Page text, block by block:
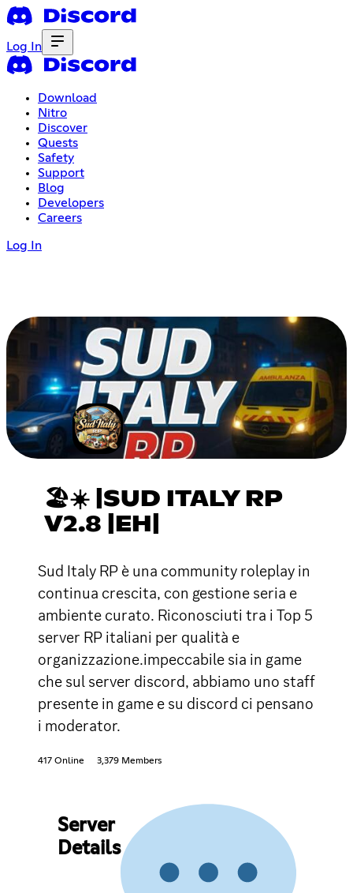
Log In
Download
Nitro
Discover
Quests
Safety
Support
Blog
Developers
Careers
Log In
🏖☀ |SUD ITALY RP
V2.8 |EH|
Sud Italy RP è una community roleplay in
continua crescita, con gestione seria e
ambiente curato. Riconosciuti tra i Top 5
server RP italiani per qualità e
organizzazione.impeccabile sia in game
che sul server discord, abbiamo uno staff
presente in game e su discord ci pensano
i moderator.
417 Online 3,379 Members
Server
Details